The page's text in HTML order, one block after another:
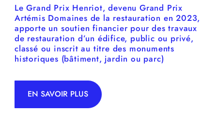
Le Grand Prix Henriot, devenu Grand Prix
Artémis Domaines de la restauration en 2023,
apporte un soutien financier pour des travaux
de restauration d’un édifice, public ou privé,
classé ou inscrit au titre des monuments
historiques (bâtiment, jardin ou parc)
EN SAVOIR PLUS